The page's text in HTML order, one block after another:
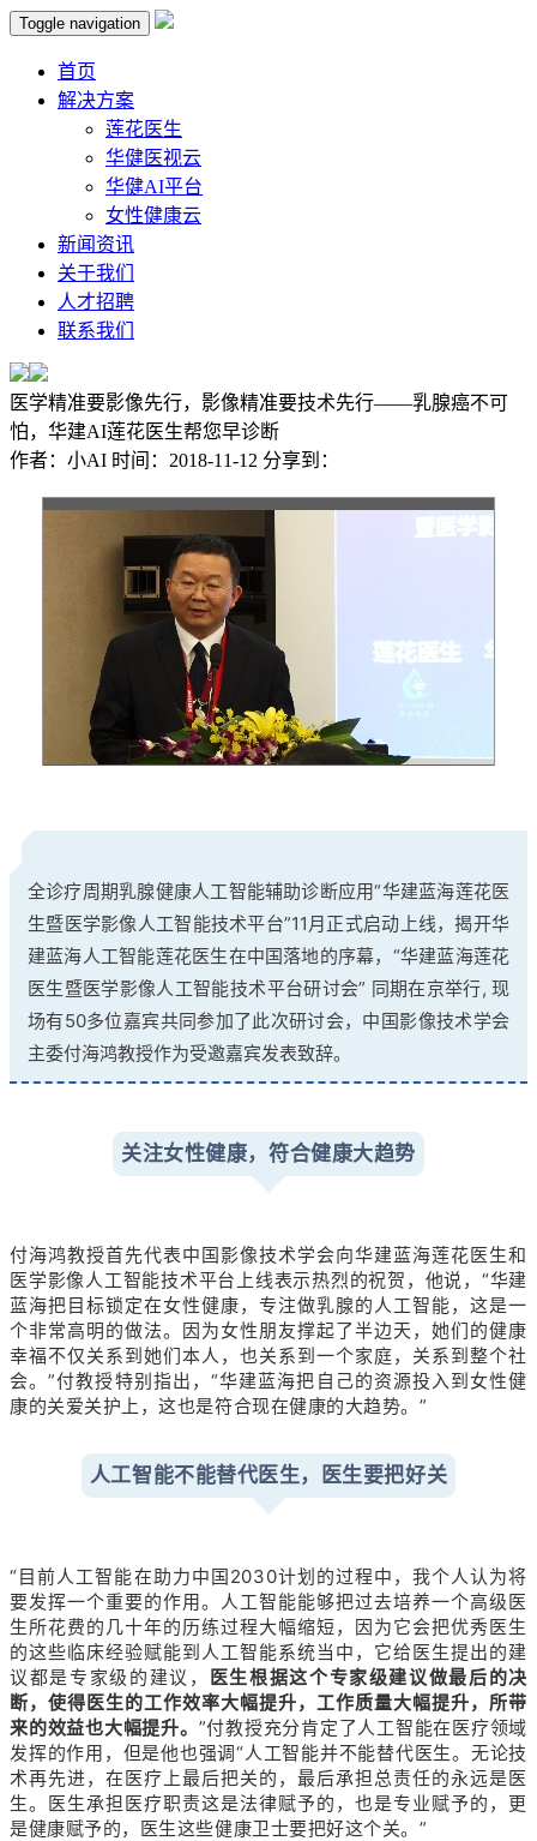
Toggle navigation
首页
解决方案
莲花医生
华健医视云
华健AI平台
女性健康云
新闻资讯
关于我们
人才招聘
联系我们
医学精准要影像先行，影像精准要技术先行——乳腺癌不可
怕，华建AI莲花医生帮您早诊断
作者： 小AI 时间： 2018-11-12 分享到：
全诊疗周期乳腺健康人工智能辅助诊断应用“华建蓝海莲花医
生暨医学影像人工智能技术平台”11月正式启动上线，揭开华
建蓝海人工智能莲花医生在中国落地的序幕，“华建蓝海莲花
医生暨医学影像人工智能技术平台研讨会” 同期在京举行, 现
场有50多位嘉宾共同参加了此次研讨会，中国影像技术学会
主委付海鸿教授作为受邀嘉宾发表致辞。
关注女性健康，符合健康大趋势
付海鸿教授首先代表中国影像技术学会向华建蓝海莲花医生和
医学影像人工智能技术平台上线表示热烈的祝贺，他说，“华建
蓝海把目标锁定在女性健康，专注做乳腺的人工智能，这是一
个非常高明的做法。因为女性朋友撑起了半边天，她们的健康
幸福不仅关系到她们本人，也关系到一个家庭，关系到整个社
会。”付教授特别指出，“华建蓝海把自己的资源投入到女性健
康的关爱关护上，这也是符合现在健康的大趋势。”
人工智能不能替代医生，医生要把好关
“目前人工智能在助力中国2030计划的过程中，我个人认为将
要发挥一个重要的作用。人工智能能够把过去培养一个高级医
生所花费的几十年的历练过程大幅缩短，因为它会把优秀医生
的这些临床经验赋能到人工智能系统当中，它给医生提出的建
议都是专家级的建议， 医生根据这个专家级建议做最后的决
断，使得医生的工作效率大幅提升，工作质量大幅提升，所带
来的效益也大幅提升。 ”付教授充分肯定了人工智能在医疗领域
发挥的作用，但是他也强调“人工智能并不能替代医生。无论技
术再先进，在医疗上最后把关的，最后承担总责任的永远是医
生。医生承担医疗职责这是法律赋予的，也是专业赋予的，更
是健康赋予的，医生这些健康卫士要把好这个关。”